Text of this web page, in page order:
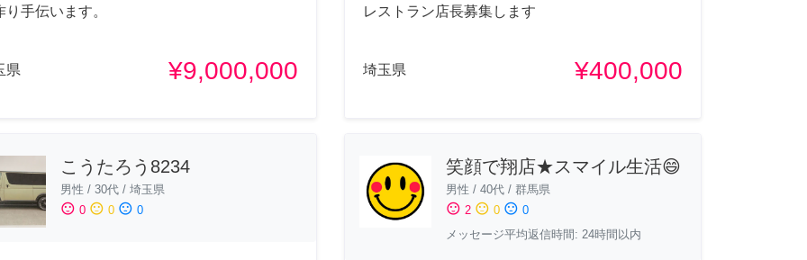
り手伝います。
県 ¥9,000,000
レストラン店長募集します
埼玉県 ¥400,000
こうたろう8234
男性 / 30代 / 埼玉県
sentiment_satisfied 0 sentiment_neutral 0 sentiment_dissatisfied 0
笑顔で翔店★スマイル生活😄
男性 / 40代/ 群馬県
sentiment_satisfied 2 sentiment_neutral 0 sentiment_dissatisfied 0
メッセージ平均返信時間: 24時間以内